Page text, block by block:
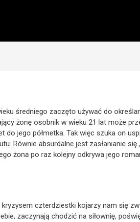
średniego zaczęto używać do
żonę osobnik w wieku 21 lat może
do jego półmetka. Tak więc szuka on
Równie absurdalne jest zasłanianie
żona po raz kolejny odkrywa jego
czterdziestki kojarzy nam się
zaczynają chodzić na siłownię,